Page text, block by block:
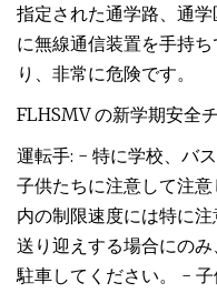
指定された通学路、通
に無線通信装置を手持
り、非常に危険です。
FLHSMV の新学期安全
運転手: - 特に学校、バ
子供たちに注意して注
内の制限速度には特に
送り迎えする場合にの
駐車してください。 -